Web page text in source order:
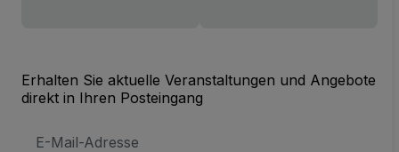
Erhalten Sie aktuelle Veranstaltungen und Angebote
direkt in Ihren Posteingang
Mail-